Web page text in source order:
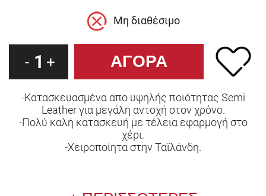
Μη διαθέσιμο
- 1 +
-Κατασκευασμένα απο υψηλής ποιότητας Semi
Leather για μεγάλη αντοχή στον χρόνο.
-Πολύ καλή κατασκευή με τέλεια εφαρμογή στο
χέρι.
-Χειροποίητα στην Ταϊλάνδη.